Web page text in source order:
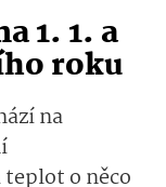
1. 1. a
roku
na
o něco